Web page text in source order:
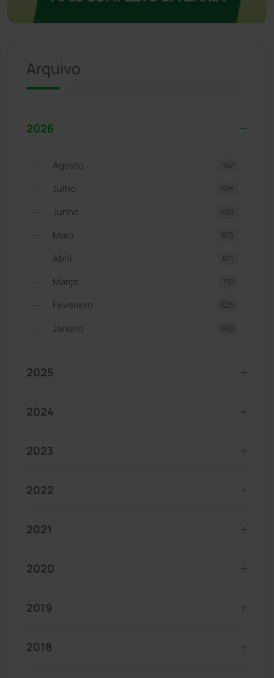
Arquivo
2026
Agosto 167
Julho 695
Junho 620
Maio 675
Abril 671
Março 710
Fevereiro 625
Janeiro 660
2025
2024
2023
2022
2021
2020
2019
2018